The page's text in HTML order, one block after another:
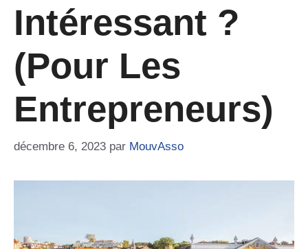
Intéressant ?
(Pour Les
Entrepreneurs)
décembre 6, 2023 par MouvAsso